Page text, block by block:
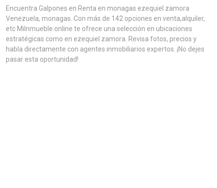
Encuentra Galpones en Renta en monagas ezequiel zamora
Venezuela, monagas. Con más de 142 opciones en venta,alquiler,
etc MiInmueble.online te ofrece una selección en ubicaciones
estratégicas como en ezequiel zamora. Revisa fotos, precios y
habla directamente con agentes inmobiliarios expertos. ¡No dejes
pasar esta oportunidad!